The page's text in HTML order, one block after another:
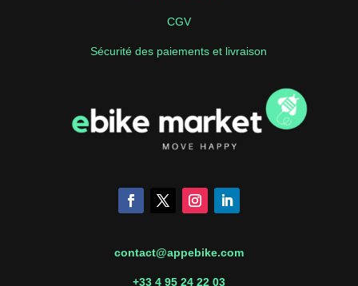
CGV
Sécurité des paiements et livraison
contact@appebike.com
+33 4 95 24 22 03